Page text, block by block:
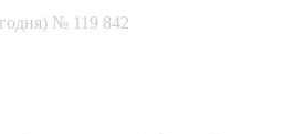
№ 119 842